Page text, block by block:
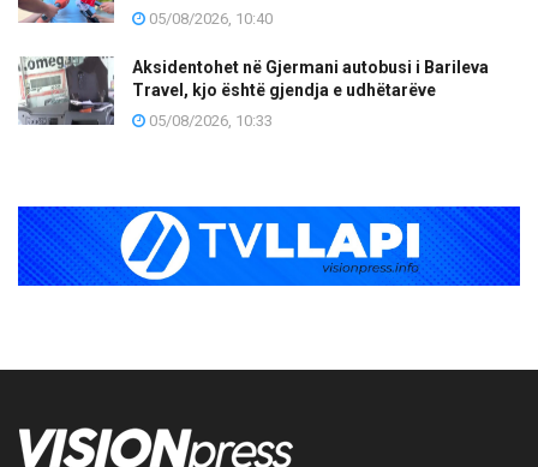
05/08/2026, 10:40
Aksidentohet në Gjermani autobusi i Barileva
Travel, kjo është gjendja e udhëtarëve
05/08/2026, 10:33